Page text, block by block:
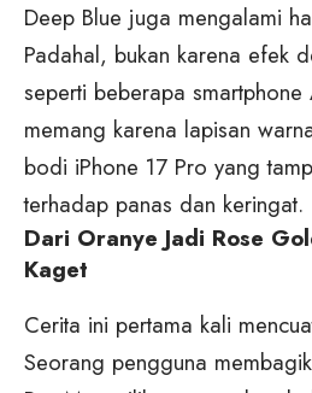
Deep Blue juga mengalami
Padahal, bukan karena efek
seperti beberapa
memang karena lapisan
bodi iPhone 17 Pro yang
terhadap panas dan keringat.
Dari Oranye Jadi Rose
Kaget
Cerita ini pertama kali
Seorang pengguna